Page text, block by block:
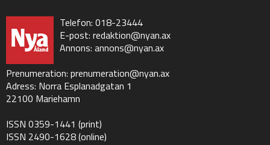
Telefon: 018-23444
E-post: redaktion@nyan.ax
Annons: annons@nyan.ax
Prenumeration: prenumeration@nyan.ax
Adress: Norra Esplanadgatan 1
22100 Mariehamn
ISSN 0359-1441 (print)
ISSN 2490-1628 (online)